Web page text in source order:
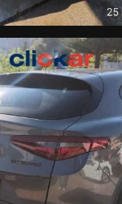
anche da rottamare
in sede anche
immediato in sede
non
indicative e
Vista la quantità
interessata